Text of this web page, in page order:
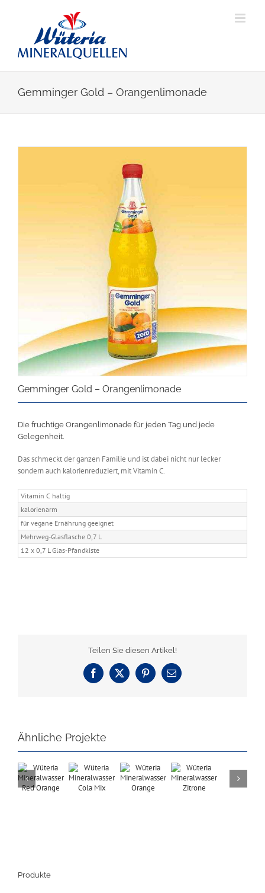
Gemminger Gold – Orangenlimonade
Gemminger Gold – Orangenlimonade
Die fruchtige Orangenlimonade für jeden Tag und jede
Gelegenheit.
Das schmeckt der ganzen Familie und ist dabei nicht nur lecker
sondern auch kalorienreduziert, mit Vitamin C.
Vitamin C haltig
kalorienarm
für vegane Ernährung geeignet
Mehrweg-Glasflasche 0,7 L
12 x 0,7 L Glas-Pfandkiste
Teilen Sie diesen Artikel!
Facebook
X PinterestE-
Ähnliche Projekte
Produkte